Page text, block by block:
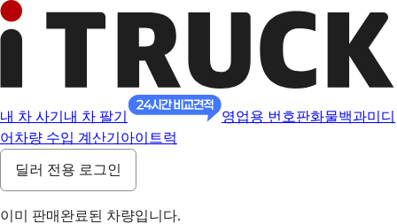
내 차 사기 내 차 팔기 영업용 번호판화물백과미디
어 차량 수입 계산기 아이트럭
딜러 전용 로그인
이미 판매완료된 차량입니다.